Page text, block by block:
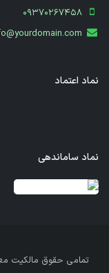
09370267458
نماد اعتماد
نماد ساماندهی
تمامی حقوق مالکیت